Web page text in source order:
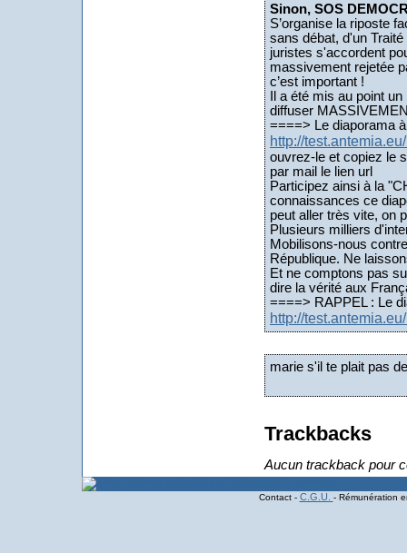
Sinon, SOS
S’organise la riposte
sans débat, d'un
juristes s'accordent
massivement rejetée
c’est important !
Il a été mis au point
diffuser
====> Le diaporama
http://
ouvrez-le et copiez le
par mail le lien url
Participez ainsi à la
connaissances ce
peut aller très vite, on
Plusieurs milliers
Mobilisons-nous
République. Ne
Et ne comptons pas
dire la vérité aux
====> RAPPEL : Le
http://
marie s'il te plait pas
Trackbacks
Aucun trackback pour
Contact - C.G.U. - Rémunération